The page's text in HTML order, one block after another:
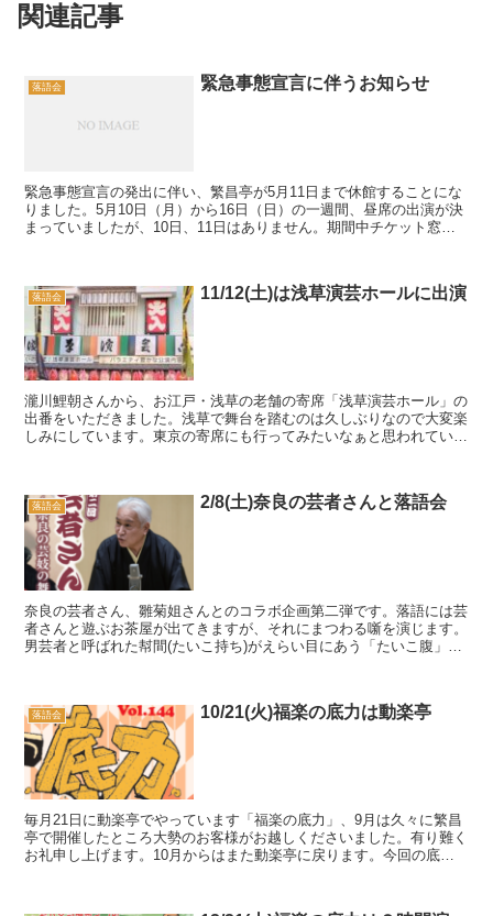
関連記事
落語会 緊急事態宣言に伴うお知らせ
緊急事態宣言の発出に伴い、繁昌亭が5月11日まで休館することにな
りました。5月10日（月）から16日（日）の一週間、昼席の出演が決
まっていましたが、10日、11日はありません。期間中チケット窓口
落語会 11/12(土)は浅草演芸ホールに出演
瀧川鯉朝さんから、お江戸・浅草の老舗の寄席「浅草演芸ホール」の
出番をいただきました。浅草で舞台を踏むのは久しぶりなので大変楽
しみにしています。東京の寄席にも行ってみたいなぁと思われている
落語会 2/8(土)奈良の芸者さんと落語会
奈良の芸者さん、雛菊姐さんとのコラボ企画第二弾です。落語には芸
者さんと遊ぶお茶屋が出てきますが、それにまつわる噺を演じます。
男芸者と呼ばれた幇間(たいこ持ち)がえらい目にあう「たいこ腹」、
落語会 10/21(火)福楽の底力は動楽亭
毎月21日に動楽亭でやっています「福楽の底力」、9月は久々に繁昌
亭で開催したところ大勢のお客様がお越しくださいました。有り難く
お礼申し上げます。10月からはまた動楽亭に戻ります。今回の底力